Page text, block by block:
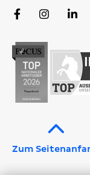
Facebook
Zum